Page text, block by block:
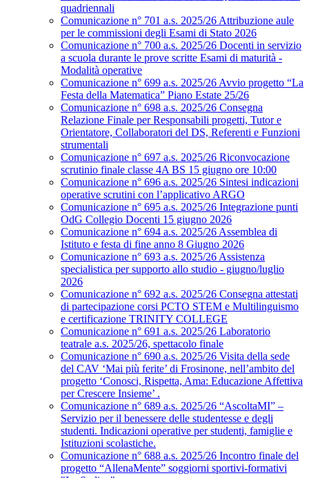
quadriennali
Comunicazione n° 701 a.s. 2025/26 Attribuzione aule
per le commissioni degli Esami di Stato 2026
Comunicazione n° 700 a.s. 2025/26 Docenti in servizio
a scuola durante le prove scritte Esami di maturità -
Modalità operative
Comunicazione n° 699 a.s. 2025/26 Avvio progetto “La
Festa della Matematica” Piano Estate 25/26
Comunicazione n° 698 a.s. 2025/26 Consegna
Relazione Finale per Responsabili progetti, Tutor e
Orientatore, Collaboratori del DS, Referenti e Funzioni
strumentali
Comunicazione n° 697 a.s. 2025/26 Riconvocazione
scrutinio finale classe 4A BS 15 giugno ore 10:00
Comunicazione n° 696 a.s. 2025/26 Sintesi indicazioni
operative scrutini con l’applicativo ARGO
Comunicazione n° 695 a.s. 2025/26 Integrazione punti
OdG Collegio Docenti 15 giugno 2026
Comunicazione n° 694 a.s. 2025/26 Assemblea di
Istituto e festa di fine anno 8 Giugno 2026
Comunicazione n° 693 a.s. 2025/26 Assistenza
specialistica per supporto allo studio - giugno/luglio
2026
Comunicazione n° 692 a.s. 2025/26 Consegna attestati
di partecipazione corsi PCTO STEM e Multilinguismo
e certificazione TRINITY COLLEGE
Comunicazione n° 691 a.s. 2025/26 Laboratorio
teatrale a.s. 2025/26, spettacolo finale
Comunicazione n° 690 a.s. 2025/26 Visita della sede
del CAV ‘Mai più ferite’ di Frosinone, nell’ambito del
progetto ‘Conosci, Rispetta, Ama: Educazione Affettiva
per Crescere Insieme’ .
Comunicazione n° 689 a.s. 2025/26 “AscoltaMI” –
Servizio per il benessere delle studentesse e degli
studenti. Indicazioni operative per studenti, famiglie e
Istituzioni scolastiche.
Comunicazione n° 688 a.s. 2025/26 Incontro finale del
progetto “AllenaMente” soggiorni sportivi‑formativi